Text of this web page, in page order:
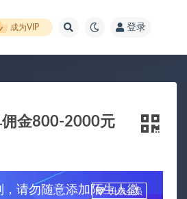
成为VIP 登录
佣金800-2000元
，请勿随意添加陌生人微
升级会员